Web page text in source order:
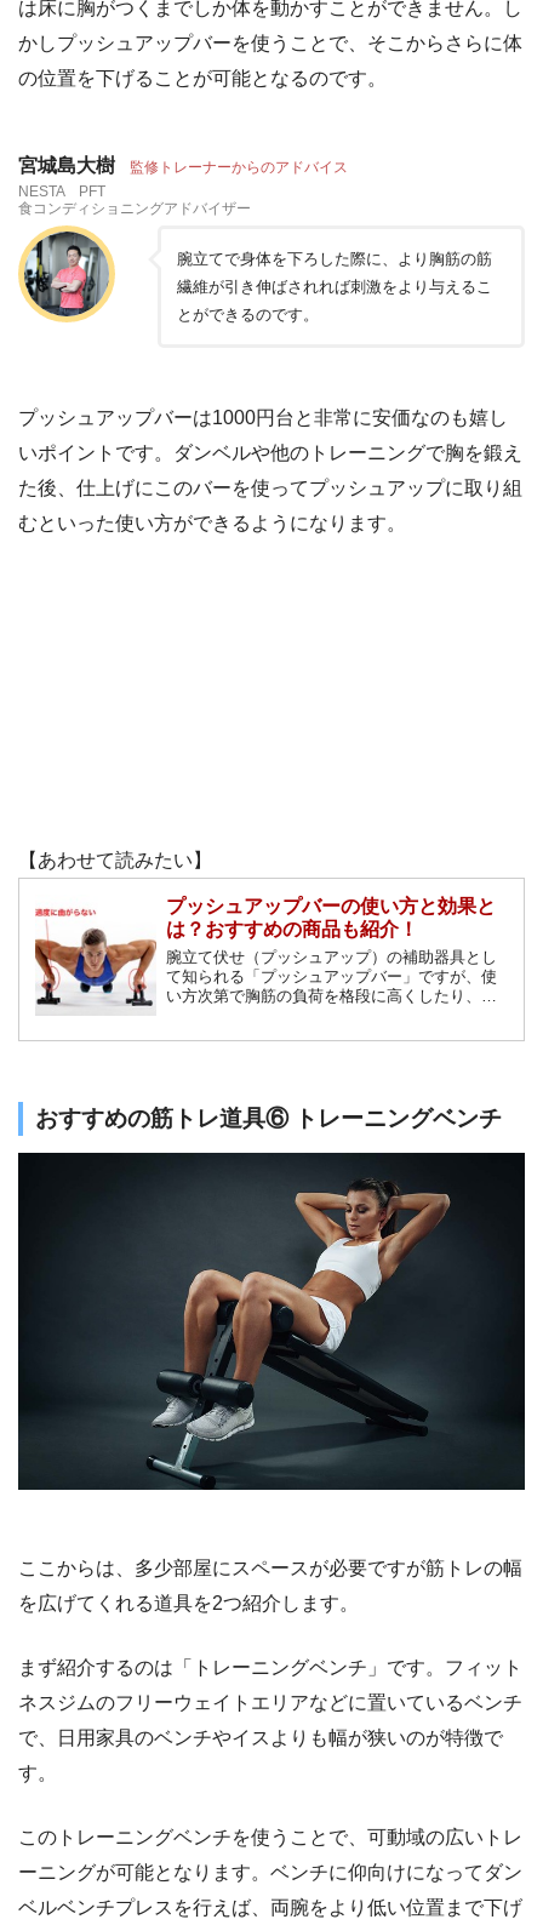
は床に胸がつくまでしか体を動かすことができません。し
かしプッシュアップバーを使うことで、そこからさらに体
の位置を下げることが可能となるのです。
宮城島大樹 監修トレーナーからのアドバイス
NESTA PFT
食コンディショニングアドバイザー
腕立てで身体を下ろした際に、より胸筋の筋
繊維が引き伸ばされれば刺激をより与えるこ
とができるのです。
プッシュアップバーは1000円台と非常に安価なのも嬉し
いポイントです。ダンベルや他のトレーニングで胸を鍛え
た後、仕上げにこのバーを使ってプッシュアップに取り組
むといった使い方ができるようになります。
【あわせて読みたい】
プッシュアップバーの使い方と効果と
は？おすすめの商品も紹介！
腕立て伏せ（プッシュアップ）の補助器具とし
て知られる「プッシュアップバー」ですが、使
い方次第で胸筋の負荷を格段に高くしたり、他
おすすめの筋トレ道具⑥ トレーニングベンチ
ここからは、多少部屋にスペースが必要ですが筋トレの幅
を広げてくれる道具を2つ紹介します。
まず紹介するのは「トレーニングベンチ」です。フィット
ネスジムのフリーウェイトエリアなどに置いているベンチ
で、日用家具のベンチやイスよりも幅が狭いのが特徴で
す。
このトレーニングベンチを使うことで、可動域の広いトレ
ーニングが可能となります。ベンチに仰向けになってダン
ベルベンチプレスを行えば、両腕をより低い位置まで下げ